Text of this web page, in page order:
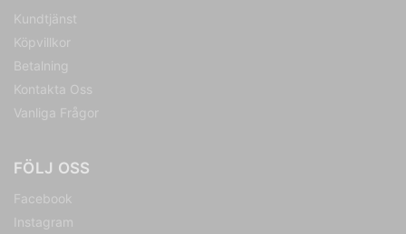
Kundtjänst
Köpvillkor
Betalning
Kontakta Oss
Vanliga Frågor
FÖLJ OSS
Facebook
Instagram